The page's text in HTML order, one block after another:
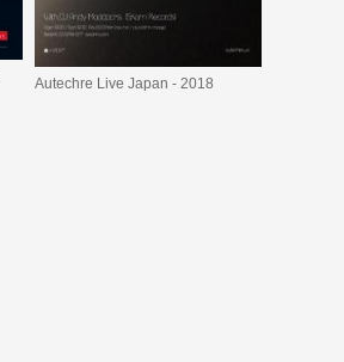
Autechre Live Japan - 2018